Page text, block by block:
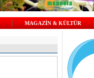
MAGAZİN & KÜLTÜR